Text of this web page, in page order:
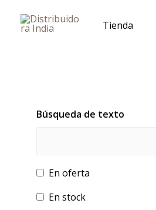
contenido
Tienda
Búsqueda de texto
En oferta
En stock